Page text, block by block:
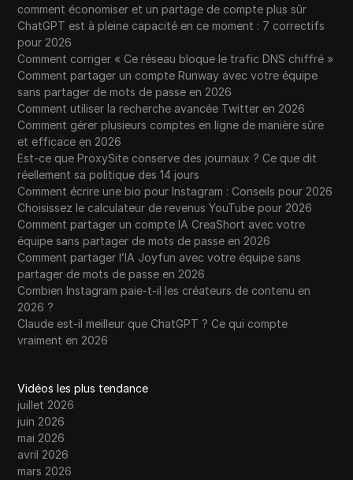
comment économiser et un partage de compte plus sûr
ChatGPT est à pleine capacité en ce moment : 7 correctifs
pour 2026
Comment corriger « Ce réseau bloque le trafic DNS chiffré »
Comment partager un compte Runway avec votre équipe
sans partager de mots de passe en 2026
Comment utiliser la recherche avancée Twitter en 2026
Comment gérer plusieurs comptes en ligne de manière sûre
et efficace en 2026
Est-ce que ProxySite conserve des journaux ? Ce que dit
réellement sa politique des 14 jours
Comment écrire une bio pour Instagram : Conseils pour 2026
Choisissez le calculateur de revenus YouTube pour 2026
Comment partager un compte IA CreaShort avec votre
équipe sans partager de mots de passe en 2026
Comment partager l’IA Joyfun avec votre équipe sans
partager de mots de passe en 2026
Combien Instagram paie-t-il les créateurs de contenu en
2026 ?
Claude est-il meilleur que ChatGPT ? Ce qui compte
vraiment en 2026
Vidéos les plus tendance
juillet 2026
juin 2026
mai 2026
avril 2026
mars 2026